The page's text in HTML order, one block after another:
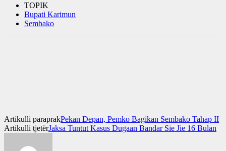
TOPIK
Bupati Karimun
Sembako
Artikulli paraprakPekan Depan, Pemko Bagikan Sembako Tahap II
Artikulli tjetërJaksa Tuntut Kasus Dugaan Bandar Sie Jie 16 Bulan